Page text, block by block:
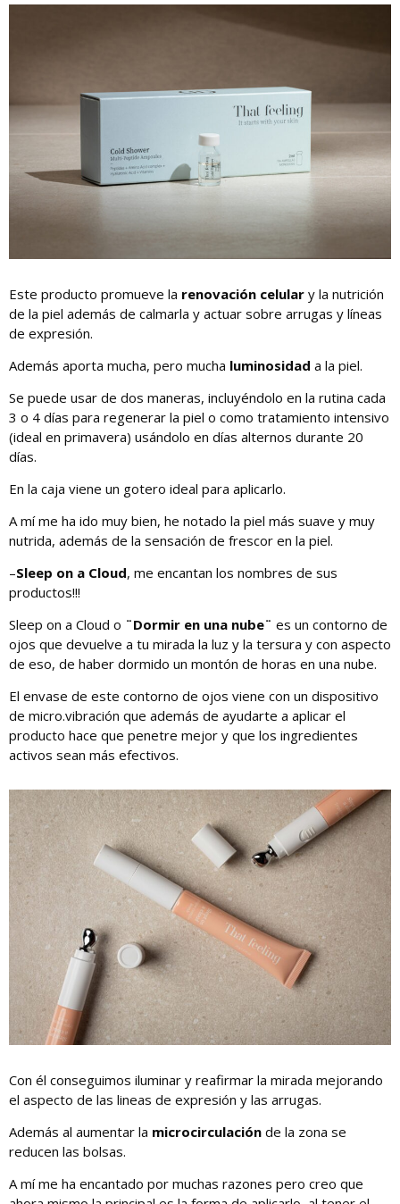
Este producto promueve la renovación celular y la nutrición
de la piel además de calmarla y actuar sobre arrugas y líneas
de expresión.
Además aporta mucha, pero mucha luminosidad a la piel.
Se puede usar de dos maneras, incluyéndolo en la rutina cada
3 o 4 días para regenerar la piel o como tratamiento intensivo
(ideal en primavera) usándolo en días alternos durante 20
días.
En la caja viene un gotero ideal para aplicarlo.
A mí me ha ido muy bien, he notado la piel más suave y muy
nutrida, además de la sensación de frescor en la piel.
–Sleep on a Cloud, me encantan los nombres de sus
productos!!!
Sleep on a Cloud o ¨Dormir en una nube¨ es un contorno de
ojos que devuelve a tu mirada la luz y la tersura y con aspecto
de eso, de haber dormido un montón de horas en una nube.
El envase de este contorno de ojos viene con un dispositivo
de micro.vibración que además de ayudarte a aplicar el
producto hace que penetre mejor y que los ingredientes
activos sean más efectivos.
Con él conseguimos iluminar y reafirmar la mirada mejorando
el aspecto de las lineas de expresión y las arrugas.
Además al aumentar la microcirculación de la zona se
reducen las bolsas.
A mí me ha encantado por muchas razones pero creo que